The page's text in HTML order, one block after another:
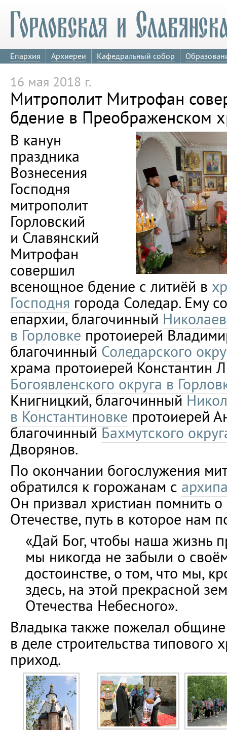
Епархия Архиереи Кафедральный собор
16 мая 2018 г.
Митрополит Митрофан
бдение в Преображенском
В канун
праздника
Вознесения
Господня
митрополит
Горловский
и Славянский
Митрофан
совершил
всенощное бдение с литиёй в
Господня города Соледар. Ему
епархии, благочинный
в Горловке протоиерей
благочинный Соледарского
храма протоиерей Константин
Богоявленского округа в
Книгницкий, благочинный
в Константиновке протоиерей
благочинныйБахмутского
Дворянов.
По окончании богослужения
обратился к горожанам с
Он призвал христиан помнить
Отечестве, путь в которое нам
«Дай Бог, чтобы наша жизнь
мы никогда не забыли о
достоинстве, о том, что мы,
здесь, на этой прекрасной
Отечества Небесного».
Владыка также пожелал
в деле строительства типового
приход.